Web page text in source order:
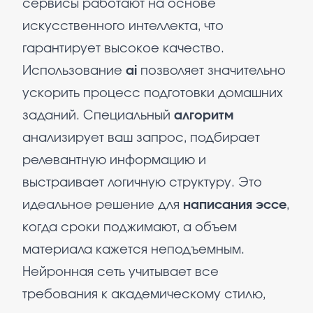
сервисы работают на основе
искусственного интеллекта, что
гарантирует высокое качество.
Использование ai позволяет значительно
ускорить процесс подготовки домашних
заданий. Специальный алгоритм
анализирует ваш запрос, подбирает
релевантную информацию и
выстраивает логичную структуру. Это
идеальное решение для написания эссе,
когда сроки поджимают, а объем
материала кажется неподъемным.
Нейронная сеть учитывает все
требования к академическому стилю,